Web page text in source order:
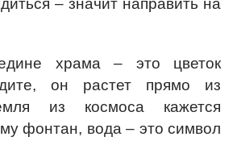
– значит направить на
храма – это цветок
он растет прямо из
из космоса кажется
фонтан, вода – это символ